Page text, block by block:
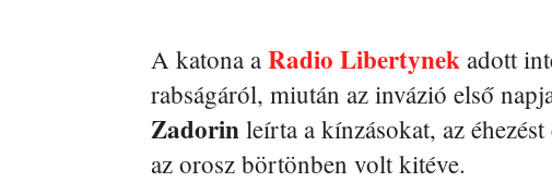
A katona a Radio Libertynek adott
rabságáról, miután az invázió első
Zadorin leírta a kínzásokat, az
az orosz börtönben volt kitéve.